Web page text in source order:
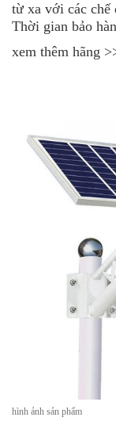
từ xa với các chế
Thời gian bảo
xem thêm hãng
hình ảnh sản phẩm